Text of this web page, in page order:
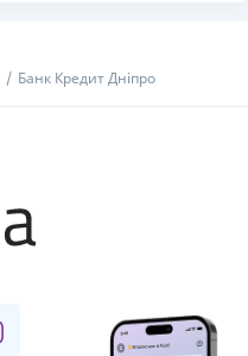
Банк Кредит Дніпро